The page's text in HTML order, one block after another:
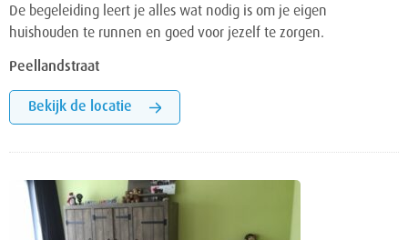
De begeleiding leert je alles wat nodig is om je eigen
huishouden te runnen en goed voor jezelf te zorgen.
Peellandstraat
Bekijk de locatie